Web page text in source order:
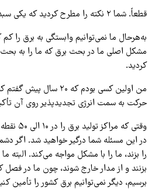
قطعاً. شما ۲ نکته را مطرح کردید که یکی سبد انرژی است، سبد انرژی ما به‌شدت ایراد دارد، چرا که وابسته به گاز است.
به‌هرحال ما نمی‌توانیم وابستگی به برق را
مشکل اصلی ما در بحث برق که ما را به
کردید.
من اولین کسی بودم
حرکت به سمت انرژی تجدیدپذیر روی آن
وقتی
در این مسئله شما درگیر خواهید شد. اگر
بزنند و از مدار خارج شوند، چون ما در فصل
برسیم، دیگر نمی‌توانیم برق کشور را تأمین